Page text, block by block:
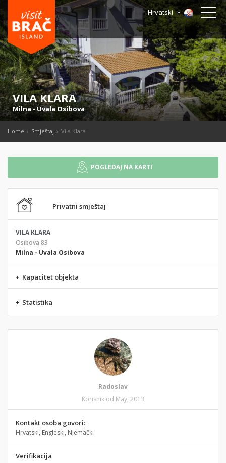
Hrvatski
VILA KLARA
Milna -Uvala Osibova
Home Smještaj Vila Klara
POGLEDAJ NA KARTI
Privatni smještaj
VILA KLARA
Osibova 83
Milna - Uvala Osibova
+ Kapacitet objekta
+ Statistika
Radoslav
Korisnik od May, 2013
Kontakt osoba govori:
Hrvatski, Engleski, Njemački
Verifikacija